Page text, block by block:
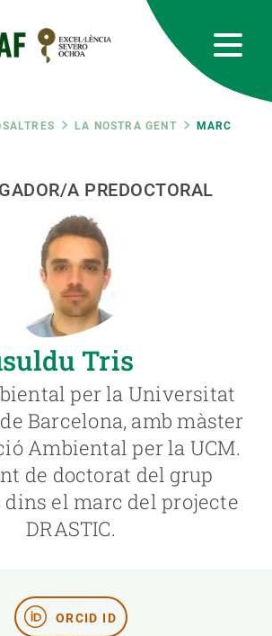
LA NOSTRA GENT
MARC
A PREDOCTORAL
Tris
per la Universitat
Barcelona, ​​amb màster
Ambiental per la UCM.
de doctorat del grup
dins el marc del projecte
DRASTIC.
ORCID ID